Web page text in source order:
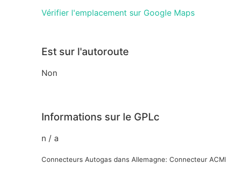
Vérifier l'emplacement sur Google Maps
Est sur l'autoroute
Non
Informations sur le GPLc
n / a
Connecteurs Autogas dans Allemagne: Connecteur